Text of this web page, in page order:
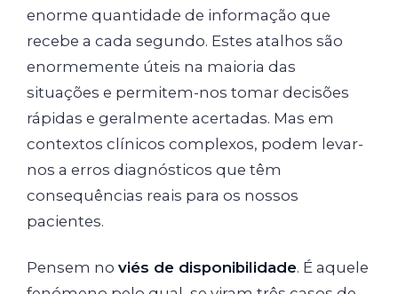
enorme quantidade de informação que
recebe a cada segundo. Estes atalhos são
enormemente úteis na maioria das
situações e permitem-nos tomar decisões
rápidas e geralmente acertadas. Mas em
contextos clínicos complexos, podem levar-
nos a erros diagnósticos que têm
consequências reais para os nossos
pacientes.
Pensem no viés de disponibilidade. É aquele